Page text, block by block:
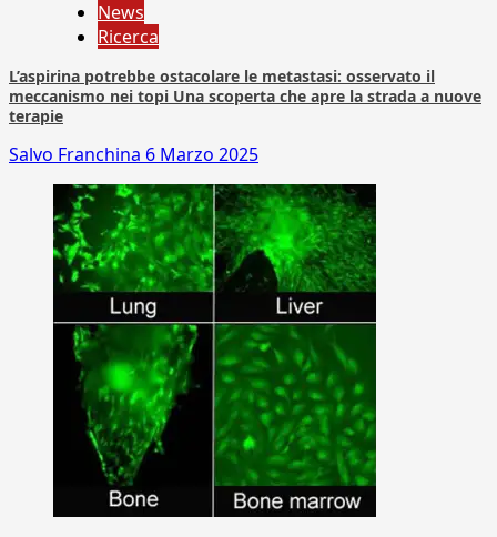
News
Ricerca
L’aspirina potrebbe ostacolare le metastasi: osservato il
meccanismo nei topi Una scoperta che apre la strada a nuove
terapie
Salvo Franchina 6 Marzo 2025